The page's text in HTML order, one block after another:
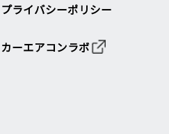
プライバシーポリシー
カーエアコンラボ